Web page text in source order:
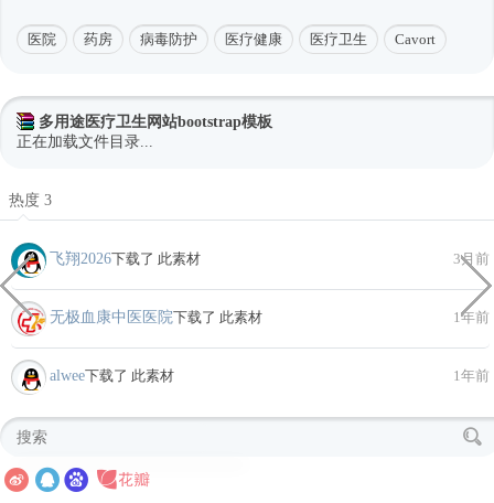
医院 药房 病毒防护 医疗健康 医疗卫生 Cavort
多用途医疗卫生网站bootstrap模板
正在加载文件目录...
热度 3
飞翔2026下载了 此素材 3月前
无极血康中医医院下载了 此素材 1年前
alwee下载了 此素材 1年前